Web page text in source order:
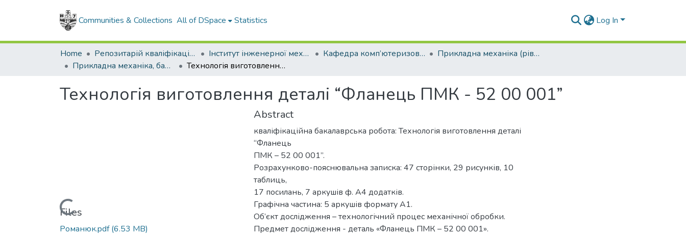
Communities & Collections All of DSpace Statistics Log In
Home Репозитарій кваліфікаційних робіт здобувачів вищої освіти Інститут інженерної механіки і робототехніки Кафедра комп’ютеризованого машинобудування
Прикладна механіка (рівень бакалавр)
Прикладна механіка, бакалавр, 2021
Технологія виготовлення деталі “Фланець ПМК - 52 00 001”
Технологія виготовлення деталі “Фланець ПМК - 52 00 001”
Loading...
Files
Романюк.pdf(6.53 MB)
Abstract
кваліфікаційна бакалаврська робота: Технологія виготовлення деталі
“Фланець
ПМК – 52 00 001”.
Розрахунково-пояснювальна записка: 47 сторінки, 29 рисунків, 10
таблиць,
17 посилань, 7 аркушів ф. А4 додатків.
Графічна частина: 5 аркушів формату А1.
Об’єкт дослідження – технологічний процес механічної обробки.
Предмет дослідження - деталь «Фланець ПМК – 52 00 001».